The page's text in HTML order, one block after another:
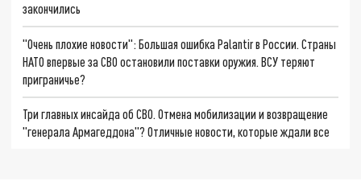
закончились
"Очень плохие новости": Большая ошибка Palantir в России. Страны
НАТО впервые за СВО остановили поставки оружия. ВСУ теряют
приграничье?
Три главных инсайда об СВО. Отмена мобилизации и возвращение
"генерала Армагеддона"? Отличные новости, которые ждали все